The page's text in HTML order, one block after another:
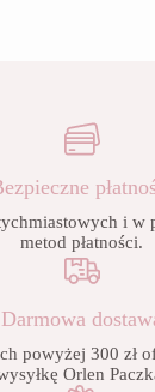
i w
metod płatności.
Darmowa
powyżej 300 zł
Orlen